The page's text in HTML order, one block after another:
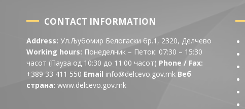
CONTACT INFORMATION
Address: Ул.Љубомир Белогаски бр.1, 2320, Делчево
Working hours: Понеделник – Петок: 07:30 – 15:30
часот (Пауза од 10:30 до 11:00 часот) Phone / Fax:
+389 33 411 550 Email info@delcevo.gov.mk Веб
страна: www.delcevo.gov.mk